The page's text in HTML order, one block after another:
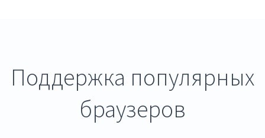
Поддержка популярных
браузеров